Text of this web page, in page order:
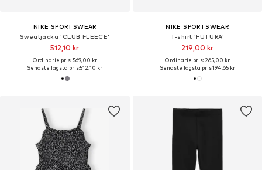
NIKE SPORTSWEAR
Sweatjacka 'CLUB FLEECE'
512,10 kr
Ordinarie pris: 569,00 kr
Senaste lägsta pris:512,10 kr
NIKE SPORTSWEAR
T-shirt 'FUTURA'
219,00 kr
Ordinarie pris: 265,00 kr
Senaste lägsta pris:194,65 kr